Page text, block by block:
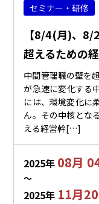
セミナー・研修
【8/4(月)、
超えるための
中間管理職の壁を
が急速に変化する
には、環境変化に
ん。その中核とな
える経営幹[…]
2025年 08月
〜
2025年 11月